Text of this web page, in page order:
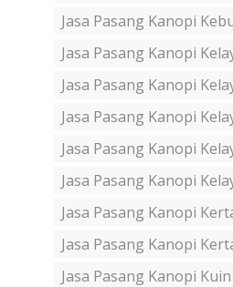
Jasa Pasang Kanopi
Jasa Pasang Kanopi
Jasa Pasang Kanopi
Jasa Pasang Kanopi
Jasa Pasang Kanopi
Jasa Pasang Kanopi
Jasa Pasang Kanopi
Jasa Pasang Kanopi
Jasa Pasang Kanopi